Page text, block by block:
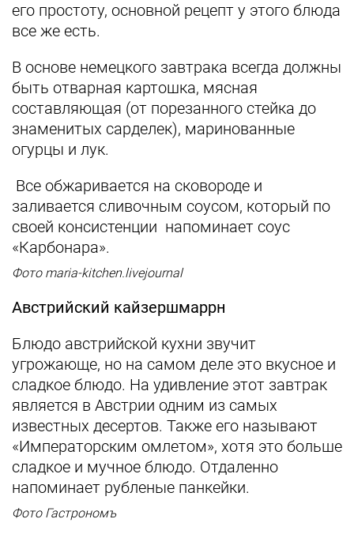
его простоту, основной рецепт у этого блюда
все же есть.
В основе немецкого завтрака всегда должны
быть отварная картошка, мясная
составляющая (от порезанного стейка до
знаменитых сарделек), маринованные
огурцы и лук.
Все обжаривается на сковороде и
заливается сливочным соусом, который по
своей консистенции напоминает соус
«Карбонара».
Фото maria-kitchen.livejournal
Австрийский кайзершмаррн
Блюдо австрийской кухни звучит
угрожающе, но на самом деле это вкусное и
сладкое блюдо. На удивление этот завтрак
является в Австрии одним из самых
известных десертов. Также его называют
«Императорским омлетом», хотя это больше
сладкое и мучное блюдо. Отдаленно
напоминает рубленые панкейки.
Фото Гастрономъ